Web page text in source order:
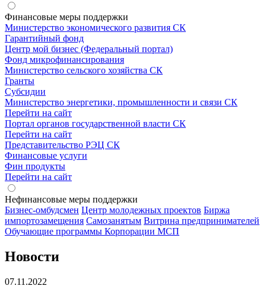
Финансовые меры поддержки
Министерство экономического развития СК
Гарантийный фонд
Центр мой бизнес (Федеральный портал)
Фонд микрофинансирования
Министерство сельского хозяйства СК
Гранты
Субсидии
Министерство энергетики, промышленности и связи СК
Перейти на сайт
Портал органов государственной власти СК
Перейти на сайт
Представительство РЭЦ СК
Финансовые услуги
Фин продукты
Перейти на сайт
Нефинансовые меры поддержки
Бизнес-омбудсмен Центр молодежных проектов Биржа
импортозамещения Cамозанятым Витрина предпринимателей
Обучающие программы Корпорации МСП
Новости
07.11.2022